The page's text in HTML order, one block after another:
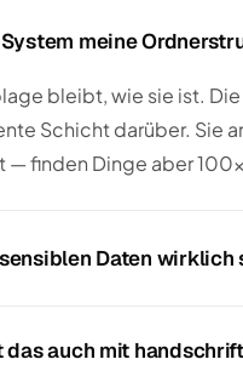
meine
bleibt, wie sie ist.
Schicht darüber. Sie
— finden Dinge aber
Daten wirklich
das auch mit